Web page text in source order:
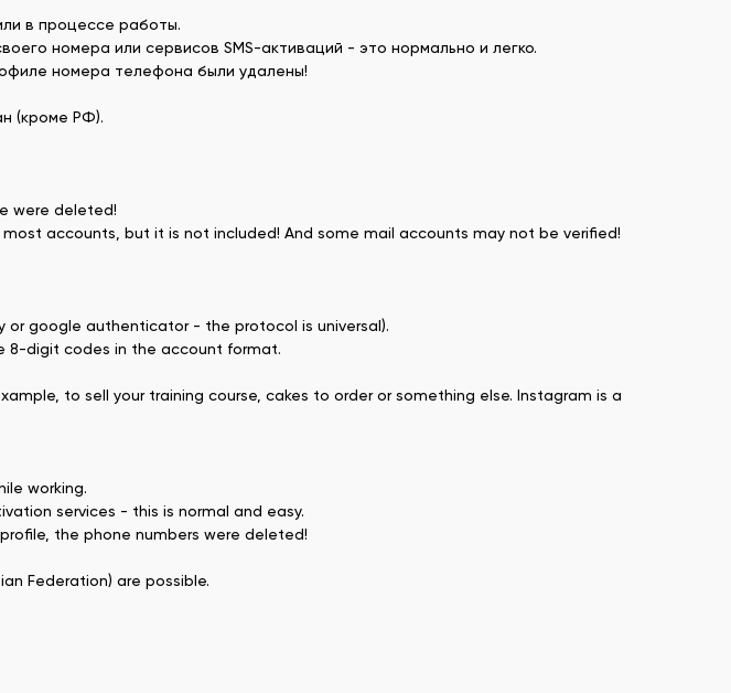
в процессе работы.
номера или сервисов SMS-активаций - это нормально и легко.
номера телефона были удалены!
(кроме РФ).
were deleted!
accounts, but it is not included! And some mail accounts may not be verified!
google authenticator - the protocol is universal).
8-digit codes in the account format.
to sell your training course, cakes to order or something else. Instagram is a
working.
services - this is normal and easy.
the phone numbers were deleted!
Federation) are possible.